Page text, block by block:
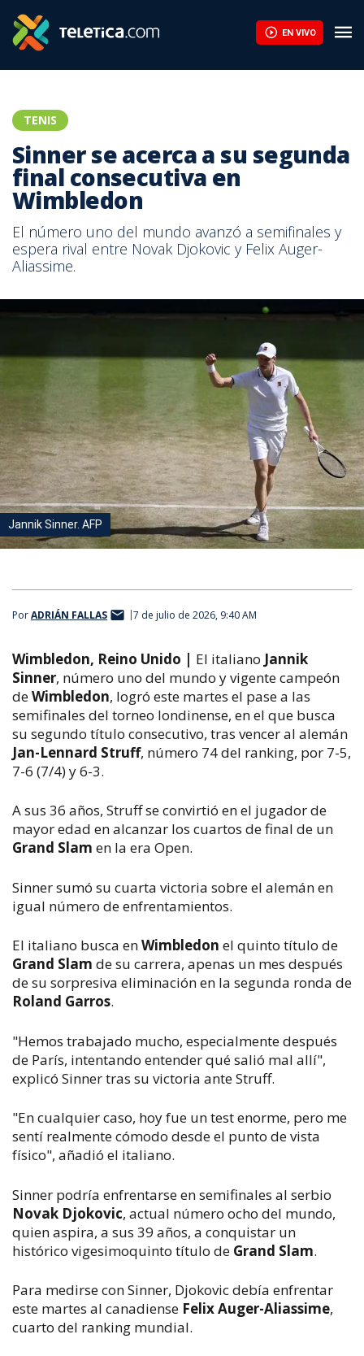
EN VIVO
TENIS
Sinner se acerca a su segunda
final consecutiva en
Wimbledon
El número uno del mundo avanzó a semifinales y
espera rival entre Novak Djokovic y Felix Auger-
Aliassime.
Jannik Sinner. AFP
PorADRIÁN FALLAS 7 de julio de 2026, 9:40 AM
Wimbledon, Reino Unido | El italiano Jannik
Sinner, número uno del mundo y vigente campeón
deWimbledon, logró este martes el pase a las
semifinales del torneo londinense, en el que busca
su segundo título consecutivo, tras vencer al alemán
Jan-Lennard Struff, número 74 del ranking, por 7-5,
7-6 (7/4) y 6-3.
A sus 36 años, Struff se convirtió en el jugador de
mayor edad en alcanzar los cuartos de final de un
Grand Slam en la era Open.
Sinner sumó su cuarta victoria sobre el alemán en
igual número de enfrentamientos.
El italiano busca enWimbledon el quinto título de
Grand Slam de su carrera, apenas un mes después
de su sorpresiva eliminación en la segunda ronda de
Roland Garros.
"Hemos trabajado mucho, especialmente después
de París, intentando entender qué salió mal allí",
explicó Sinner tras su victoria ante Struff.
"En cualquier caso, hoy fue un test enorme, pero me
sentí realmente cómodo desde el punto de vista
físico", añadió el italiano.
Sinner podría enfrentarse en semifinales al serbio
Novak Djokovic, actual número ocho del mundo,
quien aspira, a sus 39 años, a conquistar un
histórico vigesimoquinto título de Grand Slam.
Para medirse con Sinner, Djokovic debía enfrentar
este martes al canadiense Felix Auger-Aliassime,
cuarto del ranking mundial.